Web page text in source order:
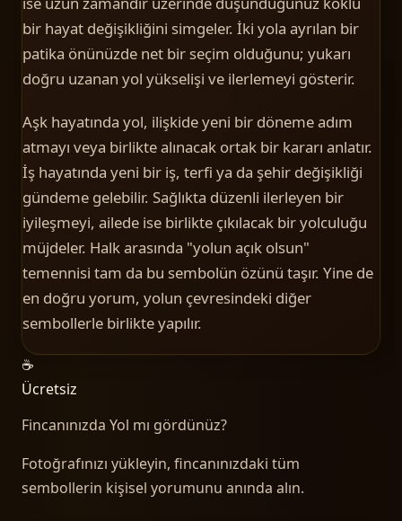
bir hayat değişikliğini simgeler. İki yola ayrılan bir
patika önünüzde net bir seçim olduğunu; yukarı
doğru uzanan yol yükselişi ve ilerlemeyi gösterir.
Aşk hayatında yol, ilişkide yeni bir döneme adım
atmayı veya birlikte alınacak ortak bir kararı anlatır.
İş hayatında yeni bir iş, terfi ya da şehir değişikliği
gündeme gelebilir. Sağlıkta düzenli ilerleyen bir
iyileşmeyi, ailede ise birlikte çıkılacak bir yolculuğu
müjdeler. Halk arasında "yolun açık olsun"
temennisi tam da bu sembolün özünü taşır. Yine de
en doğru yorum, yolun çevresindeki diğer
sembollerle birlikte yapılır.
☕
Ücretsiz
Fincanınızda Yol mı gördünüz?
Fotoğrafınızı yükleyin, fincanınızdaki tüm
sembollerin kişisel yorumunu anında alın.